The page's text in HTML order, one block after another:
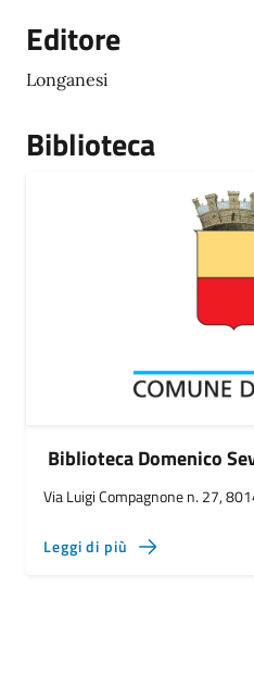
Editore
Longanesi
Biblioteca
Biblioteca Domenico
Via Luigi Compagnone n. 27,
Leggi di più